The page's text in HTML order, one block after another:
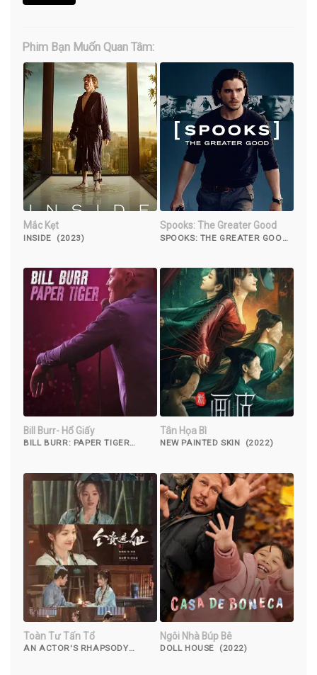
Phim Bạn Muốn Quan Tâm:
Mắc Kẹt
INSIDE (2023)
Spooks: The Greater Good
SPOOKS: THE GREATER GOOD
Bill Burr- Hổ Giấy
BILL BURR: PAPER TIGER
Tân Họa Bì
NEW PAINTED SKIN (2022)
Toàn Tư Tấn Tổ
AN ACTOR'S RHAPSODY
Ngôi Nhà Búp Bê
DOLL HOUSE (2022)